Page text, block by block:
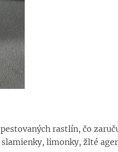
rastlín, čo
limonky, žlté